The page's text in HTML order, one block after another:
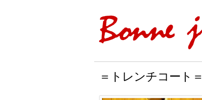
＝トレンチコート＝